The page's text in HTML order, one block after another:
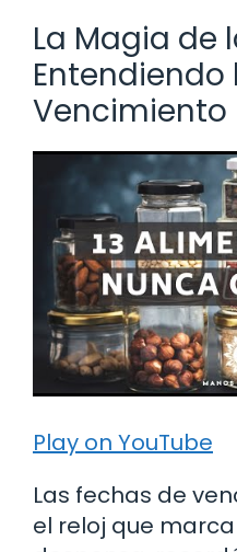
La Magia de
Entendiendo
Vencimiento
Play on YouTube
Las fechas de
el reloj que